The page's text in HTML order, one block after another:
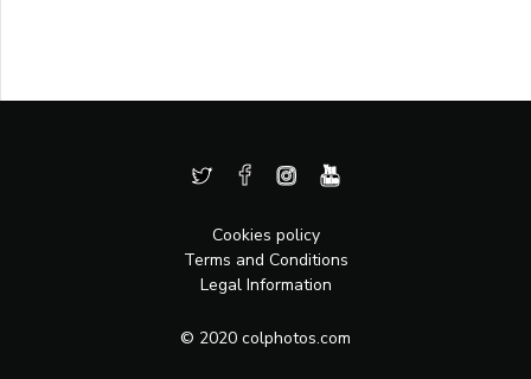
Cookies policy
Terms and Conditions
Legal Information
© 2020 colphotos.com